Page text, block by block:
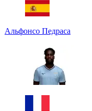
Альфонсо Педраса